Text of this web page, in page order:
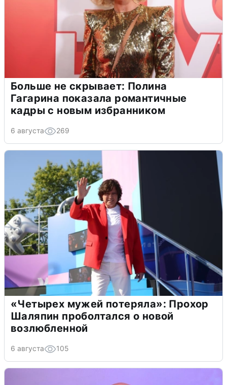
Больше не скрывает: Полина
Гагарина показала романтичные
кадры с новым избранником
6 августа 269
«Четырех мужей потеряла»: Прохор
Шаляпин проболтался о новой
возлюбленной
6 августа 105